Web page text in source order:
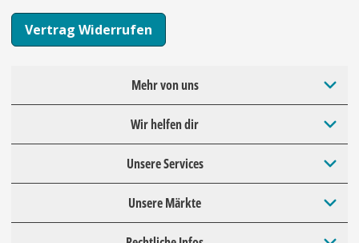
Vertrag Widerrufen
Mehr von uns
Wir helfen dir
Unsere Services
Unsere Märkte